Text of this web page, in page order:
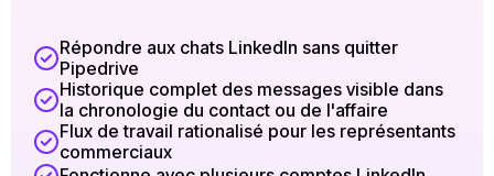
Répondre aux chats LinkedIn sans quitter
Pipedrive
Historique complet des messages visible dans
la chronologie du contact ou de l'affaire
Flux de travail rationalisé pour les représentants
commerciaux